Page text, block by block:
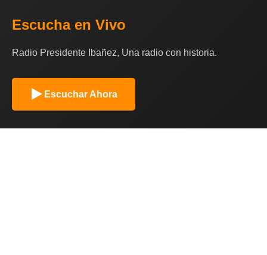
Escucha en Vivo
Radio Presidente Ibañez, Una radio con historia.
Escuchar Ahora